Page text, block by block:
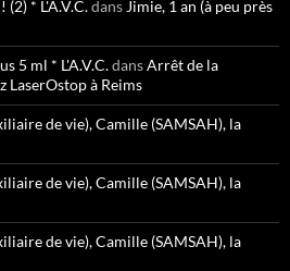
* L'A.V.C.dans Jimie, 1 an (à peu près
5 ml * L'A.V.C.dansArrêt de la
LaserOstop à Reims
de vie), Camille (SAMSAH), la
de vie), Camille (SAMSAH), la
de vie), Camille (SAMSAH), la